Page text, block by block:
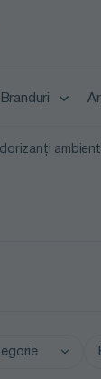
Branduri